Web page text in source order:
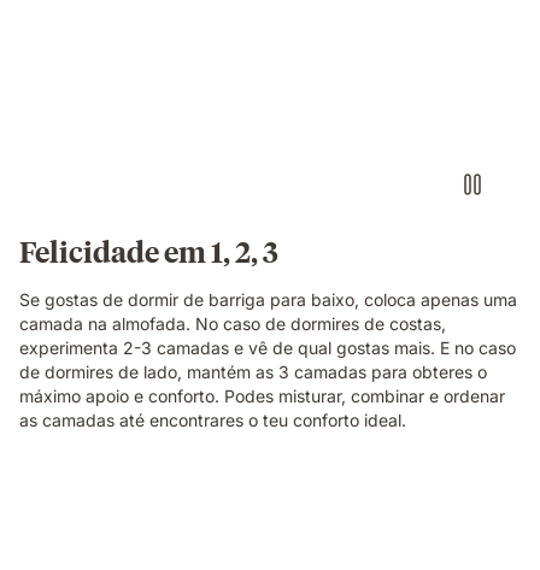
Felicidade em 1, 2, 3
Se gostas de dormir de barriga para baixo, coloca apenas uma
camada na almofada. No caso de dormires de costas,
experimenta 2-3 camadas e vê de qual gostas mais. E no caso
de dormires de lado, mantém as 3 camadas para obteres o
máximo apoio e conforto. Podes misturar, combinar e ordenar
as camadas até encontrares o teu conforto ideal.